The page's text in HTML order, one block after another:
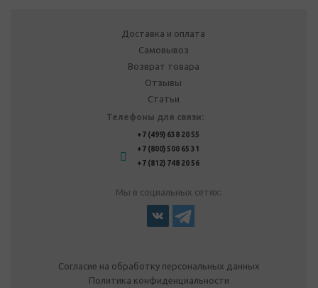
Доставка и оплата
Самовывоз
Возврат товара
Отзывы
Статьи
Телефоны для связи:
+7 (499) 638 20 55
+7 (800) 500 65 31
+7 (812) 748 20 56
Мы в социальных сетях:
Согласие на обработку персональных данных
Политика конфиденциальности